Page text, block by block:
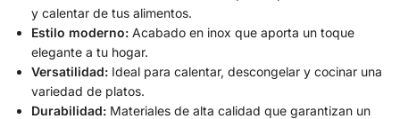
y calentar de tus alimentos.
Estilo moderno: Acabado en inox que aporta un toque
elegante a tu hogar.
Versatilidad: Ideal para calentar, descongelar y cocinar una
variedad de platos.
Durabilidad: Materiales de alta calidad que garantizan un